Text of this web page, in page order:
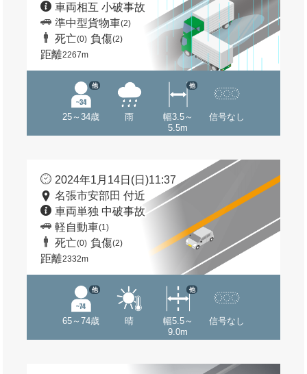
車両相互 小破事故
準中型貨物車(2)
死亡(0) 負傷(2)
距離2267m
25～34歳
他
雨
幅3.5～
5.5m
他
信号なし
2024年1月14日(日)11:37
名張市安部田 付近
車両単独 中破事故
軽自動車(1)
死亡(0) 負傷(2)
距離2332m
65～74歳
他
晴
幅5.5～
9.0m
他
信号なし